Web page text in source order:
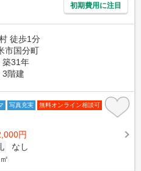
初期費用に注目
徒歩1分
市国分町
築31年
3階建
写真充実 無料オンライン相談可
円
なし